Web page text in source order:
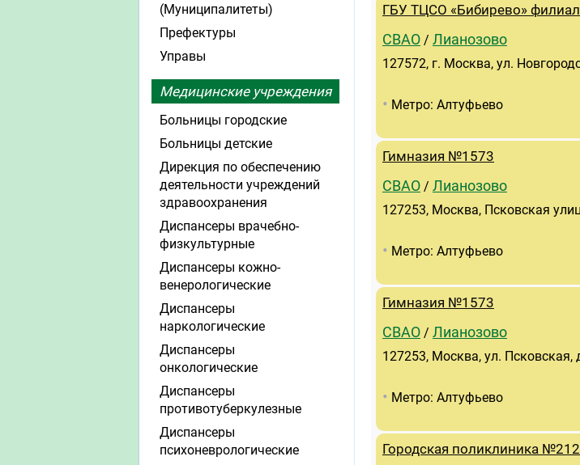
ГБУ ТЦСО «Бибирево»
СВАО / Лианозово
127572, г. Москва, ул.
• Метро: Алтуфьево
Гимназия №1573
СВАО / Лианозово
127253, Москва, Псковская
• Метро: Алтуфьево
Гимназия №1573
СВАО / Лианозово
127253, Москва, ул. Псковская,
• Метро: Алтуфьево
Городская поликлиника
(Муниципалитеты)
Префектуры
Управы
Медицинские учреждения
Больницы городские
Больницы детские
Дирекция по обеспечению
деятельности учреждений
здравоохранения
Диспансеры врачебно-
физкультурные
Диспансеры кожно-
венерологические
Диспансеры
наркологические
Диспансеры
онкологические
Диспансеры
противотуберкулезные
Диспансеры
психоневрологические